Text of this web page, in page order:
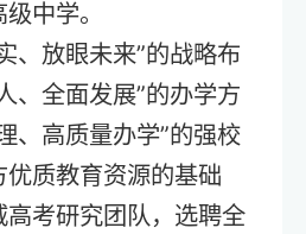
中学。
、放眼未来”的战略布
、全面发展”的办学方
、高质量办学”的强校
质教育资源的基础
考研究团队，选聘全